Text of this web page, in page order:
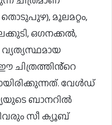
( തൊടുപുഴ), മൂലമറ്റം,
ഒഗനക്കൽ,
വ്യത്യസ്ഥമായ
വേൾഡ്
ബാനറിൽ
സീ ക്യൂബ്